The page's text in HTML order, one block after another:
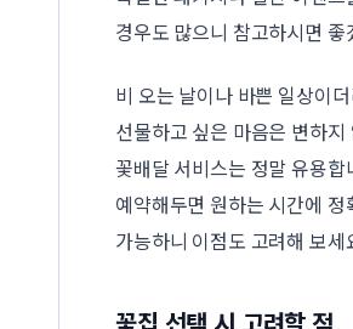
경우도 많으니 참고하시면 좋
비 오는 날이나 바쁜 일상이
선물하고 싶은 마음은 변하지
꽃배달 서비스는 정말 유용합
예약해두면 원하는 시간에 정
가능하니 이점도 고려해 보세